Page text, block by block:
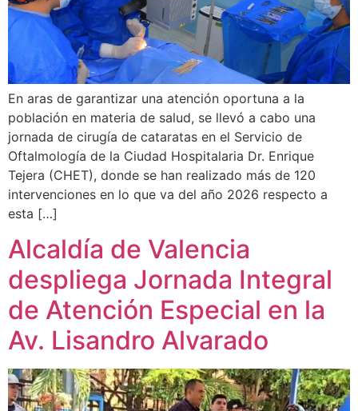
En aras de garantizar una atención oportuna a la
población en materia de salud, se llevó a cabo una
jornada de cirugía de cataratas en el Servicio de
Oftalmología de la Ciudad Hospitalaria Dr. Enrique
Tejera (CHET), donde se han realizado más de 120
intervenciones en lo que va del año 2026 respecto a
esta […]
Alcaldía de Valencia
despliega Jornada Integral
de Atención Especial en la
Av. Lisandro Alvarado